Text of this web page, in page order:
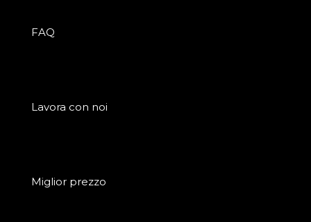
FAQ
Lavora con noi
Miglior prezzo